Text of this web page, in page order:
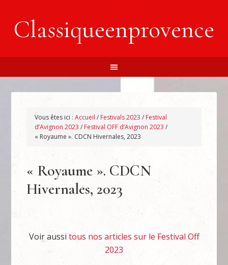
Classiqueenprovence
Vous êtes ici :Accueil / Festivals 2023 / Festival
d’Avignon 2023 / Festival OFF d’Avignon 2023 /
« Royaume ». CDCN Hivernales, 2023
« Royaume ». CDCN
Hivernales, 2023
Voir aussitous nos articles sur le Festival Off
2023